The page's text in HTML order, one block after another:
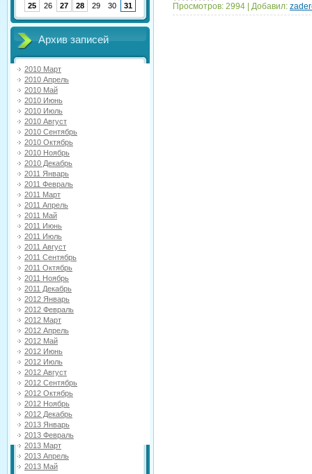
25
26 27 28 29 30 31
Архив записей
2010 Март
2010 Апрель
2010 Май
2010 Июнь
2010 Июль
2010 Август
2010 Сентябрь
2010 Октябрь
2010 Ноябрь
2010 Декабрь
2011 Январь
2011 Февраль
2011 Март
2011 Апрель
2011 Май
2011 Июнь
2011 Июль
2011 Август
2011 Сентябрь
2011 Октябрь
2011 Ноябрь
2011 Декабрь
2012 Январь
2012 Февраль
2012 Март
2012 Апрель
2012 Май
2012 Июнь
2012 Июль
2012 Август
2012 Сентябрь
2012 Октябрь
2012 Ноябрь
2012 Декабрь
2013 Январь
2013 Февраль
2013 Март
2013 Апрель
2013 Май
Просмотров: 2994 | Добавил: